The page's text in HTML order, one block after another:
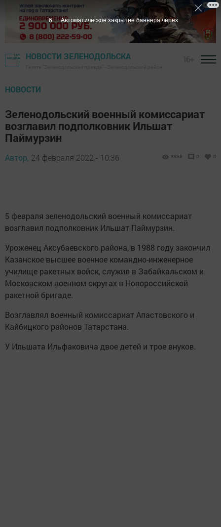
НОВОСТИ ЗЕЛЕНОДОЛЬСКА
НОВОСТИ
Зеленодольский военный комиссариат
возглавил подполковник Ильшат
Паймурзин
Автор, 24 февраля 2022 - 10:36 3936 0 0
5 февраля зеленодольский военный комиссариат
возглавил подполковник Ильшат Паймурзин.
Уроженец Аксубаевского района, в 1988 году закончил
Казанское высшее военное командно-инженерное
училище ракетных войск, служил в Забайкальском и
Московском военном округах в Новороссийской
ракетной бригаде.
Возглавлял военный комиссариат Апастовского и
Кайбицкого районов Татарстана.
У Ильшата Ильфаковича двое детей и трое внуков.
5 Автоматическое закрытие баннера через